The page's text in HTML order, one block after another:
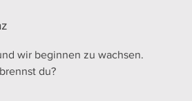
wir beginnen zu wachsen.
du?